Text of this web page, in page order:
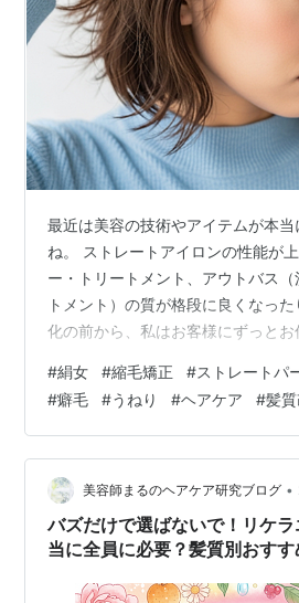
最近は美容の技術やアイテムが本当
ね。 ストレートアイロンの性能が
ー・トリートメント、アウトバス
トメント）の質が格段に良くなっ
化の前から、私はお客様にずっとお
ンでセットするだけにしておく」
ら、日々のアイロンは毛先だけなど
が、綺麗な髪を保つための鉄則な
見渡すと、残念ながら「負のルー
ている方をよく見かけます🥲 ​縮毛
に、毎日全体に熱いアイロンを当…
#絹女 #縮毛矯正 #ストレートパ
#癖毛 #うねり #ヘアケア #髪
美容師まるのヘアケア研究ブログ •
バズだけで選ばないで！リケ
当に全員に必要？髪質別おす